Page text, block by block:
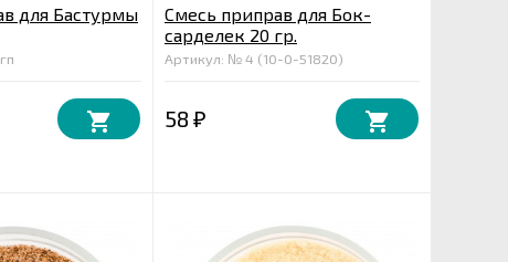
для Бастурмы
Смесь приправ для Бок-
сарделек 20 гр.
Артикул: № 4 (10-0-51820)
58 ₽